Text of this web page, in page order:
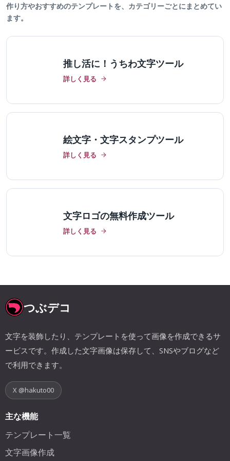
作り方やおすすめのテンプレートを、カテゴリーごとにまとめてい
ます。
推し活に！うちわ文字ツール
詳しく見る
絵文字・文字スタンプツール
詳しく見る
文字ロゴの無料作成ツール
詳しく見る
つぶデコ
文字を装飾したり、テンプレートを使って画像を作成できるサ
ービスです。作成した文字画像は保存して、SNSやブログなど
で利用できます。
X @hakuto00
主な機能
テンプレート一覧
文字画像作成